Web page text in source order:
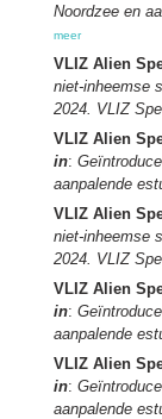
Noordzee en
meer
VLIZ Alien
niet-inheemse
2024. VLIZ
VLIZ Alien
in:
aanpalende
VLIZ Alien
niet-inheemse
2024. VLIZ
VLIZ Alien
in:
aanpalende
VLIZ Alien
in:
aanpalende